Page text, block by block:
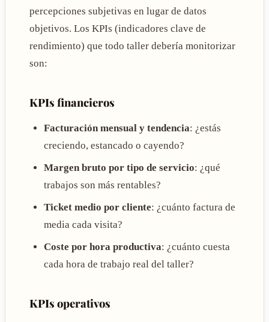
percepciones subjetivas en lugar de datos
objetivos. Los KPIs (indicadores clave de
rendimiento) que todo taller debería monitorizar
son:
KPIs financieros
Facturación mensual y tendencia: ¿estás
creciendo, estancado o cayendo?
Margen bruto por tipo de servicio: ¿qué
trabajos son más rentables?
Ticket medio por cliente: ¿cuánto factura de
media cada visita?
Coste por hora productiva: ¿cuánto cuesta
cada hora de trabajo real del taller?
KPIs operativos